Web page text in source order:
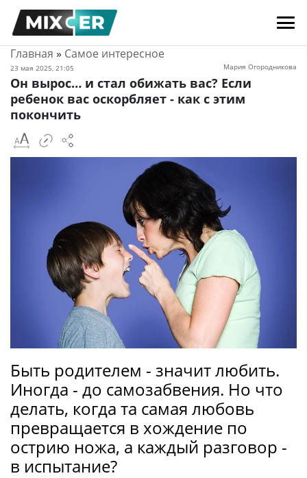
Главная » Самое интересное
23 мая 2025, 21:05 Мария Огородникова
Он вырос… и стал обижать вас? Если
ребенок вас оскорбляет - как с этим
покончить
Быть родителем - значит любить.
Иногда - до самозабвения. Но что
делать, когда та самая любовь
превращается в хождение по
острию ножа, а каждый разговор -
в испытание?